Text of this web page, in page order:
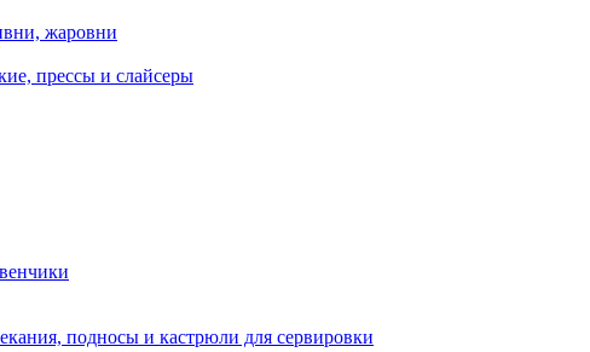
жаровни
прессы и слайсеры
подносы и кастрюли для сервировки